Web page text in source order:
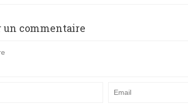
un commentaire